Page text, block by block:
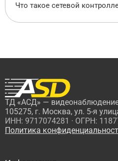
Что такое сетевой
ТД «АСД» —
105275, г. Москва, ул. 5-я
ИНН: 9717074281 · ОГРН:
Политика